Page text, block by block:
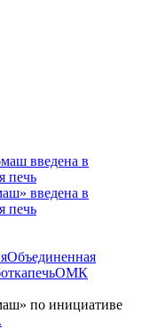
введена в
печь
Объединенная
печьОМК
по инициативе